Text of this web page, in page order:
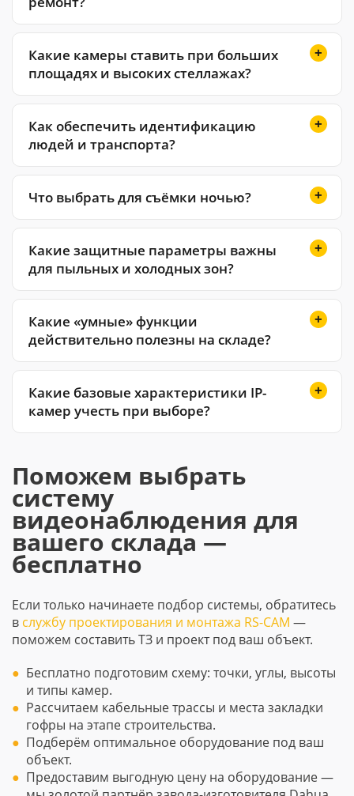
Какие камеры ставить при больших
площадях и высоких стеллажах?
Как обеспечить идентификацию
людей и транспорта?
Что выбрать для съёмки ночью?
Какие защитные параметры важны
для пыльных и холодных зон?
Какие «умные» функции
действительно полезны на складе?
Какие базовые характеристики IP-
камер учесть при выборе?
Поможем выбрать
систему
видеонаблюдения для
вашего склада —
бесплатно
Если только начинаете подбор системы, обратитесь
в службу проектирования и монтажа RS-CAM —
поможем составить ТЗ и проект под ваш объект.
Бесплатно подготовим схему: точки, углы, высоты
и типы камер.
Рассчитаем кабельные трассы и места закладки
гофры на этапе строительства.
Подберём оптимальное оборудование под ваш
объект.
Предоставим выгодную цену на оборудование —